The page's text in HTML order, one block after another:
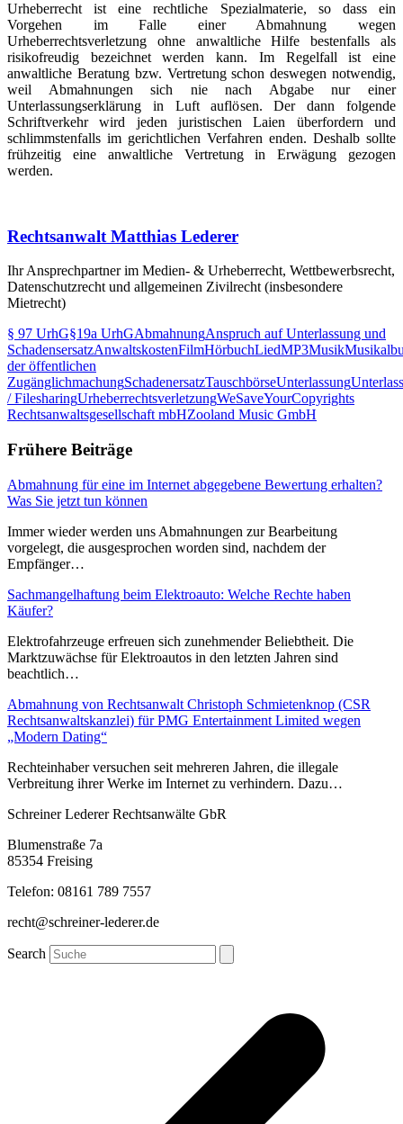
Urheberrecht ist eine rechtliche Spezialmaterie, so dass ein
Vorgehen im Falle einer Abmahnung wegen
Urheberrechtsverletzung ohne anwaltliche Hilfe bestenfalls als
risikofreudig bezeichnet werden kann. Im Regelfall ist eine
anwaltliche Beratung bzw. Vertretung schon deswegen notwendig,
weil Abmahnungen sich nie nach Abgabe nur einer
Unterlassungserklärung in Luft auflösen. Der dann folgende
Schriftverkehr wird jeden juristischen Laien überfordern und
schlimmstenfalls im gerichtlichen Verfahren enden. Deshalb sollte
frühzeitig eine anwaltliche Vertretung in Erwägung gezogen
werden.
Rechtsanwalt Matthias Lederer
Ihr Ansprechpartner im Medien- & Urheberrecht, Wettbewerbsrecht,
Datenschutzrecht und allgemeinen Zivilrecht (insbesondere
Mietrecht)
§ 97 UrhG§19a UrhGAbmahnungAnspruch auf Unterlassung und
SchadensersatzAnwaltskostenFilmHörbuchLiedMP3Musik
der öffentlichen
ZugänglichmachungSchadenersatzTauschbörseUnterlassung
/ FilesharingUrheberrechtsverletzungWeSaveYourCopyrights
Rechtsanwaltsgesellschaft mbHZooland Music GmbH
Frühere Beiträge
Abmahnung für eine im Internet abgegebene Bewertung erhalten?
Was Sie jetzt tun können
Immer wieder werden uns Abmahnungen zur Bearbeitung
vorgelegt, die ausgesprochen worden sind, nachdem der
Empfänger…
Sachmangelhaftung beim Elektroauto: Welche Rechte haben
Käufer?
Elektrofahrzeuge erfreuen sich zunehmender Beliebtheit. Die
Marktzuwächse für Elektroautos in den letzten Jahren sind
beachtlich…
Abmahnung von Rechtsanwalt Christoph Schmietenknop (CSR
Rechtsanwaltskanzlei) für PMG Entertainment Limited wegen
„Modern Dating“
Rechteinhaber versuchen seit mehreren Jahren, die illegale
Verbreitung ihrer Werke im Internet zu verhindern. Dazu…
Schreiner Lederer Rechtsanwälte GbR
Blumenstraße 7a
85354 Freising
Telefon: 08161 789 7557
recht@schreiner-lederer.de
Search